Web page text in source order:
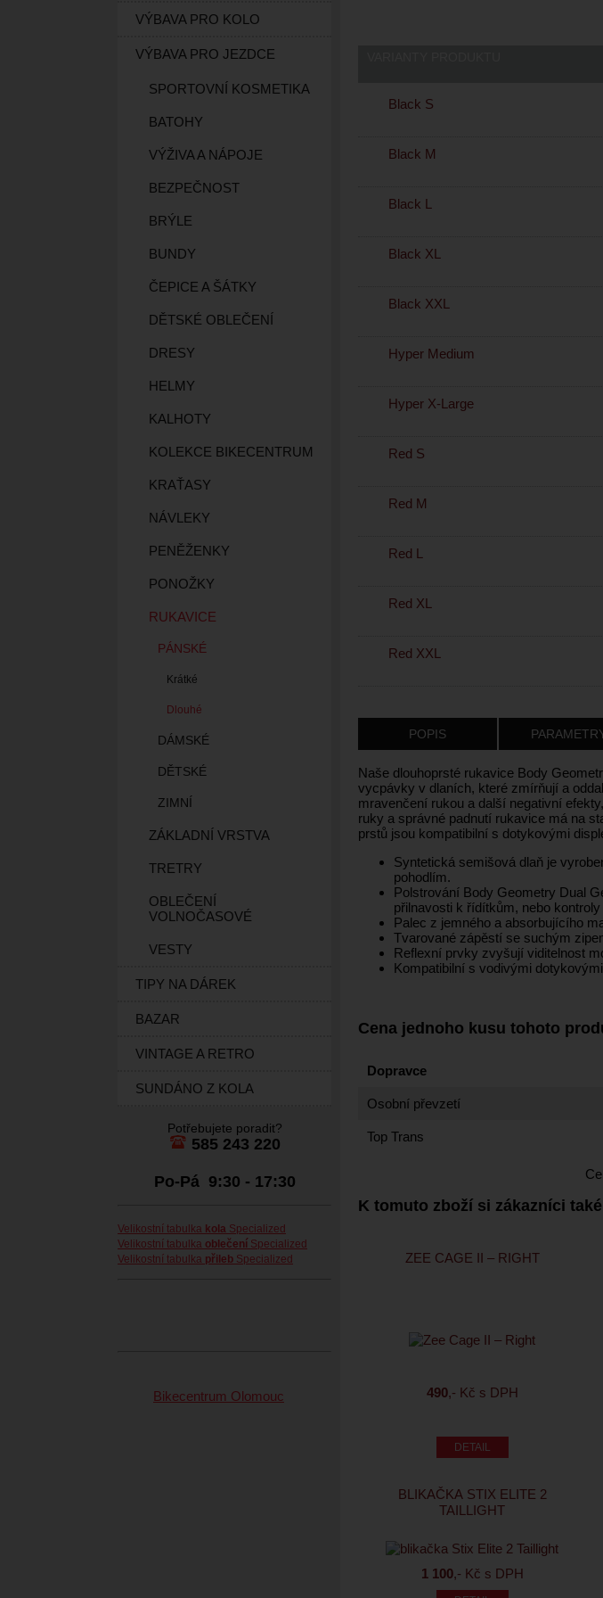
VÝBAVA PRO KOLO
VÝBAVA PRO JEZDCE
SPORTOVNÍ KOSMETIKA
BATOHY
VÝŽIVA A NÁPOJE
BEZPEČNOST
BRÝLE
BUNDY
ČEPICE A ŠÁTKY
DĚTSKÉ OBLEČENÍ
DRESY
HELMY
KALHOTY
KOLEKCE BIKECENTRUM
KRAŤASY
NÁVLEKY
PENĚŽENKY
PONOŽKY
RUKAVICE
PÁNSKÉ
Krátké
Dlouhé
DÁMSKÉ
DĚTSKÉ
ZIMNÍ
ZÁKLADNÍ VRSTVA
TRETRY
OBLEČENÍ
VOLNOČASOVÉ
VESTY
TIPY NA DÁREK
BAZAR
VINTAGE A RETRO
SUNDÁNO Z KOLA
Potřebujete poradit?
585 243 220
Po-Pá 9:30 - 17:30
Velikostní tabulka kola Specialized
Velikostní tabulka oblečení Specialized
Velikostní tabulka přileb Specialized
Bikecentrum Olomouc
Black S
Black M
Black L
Black XL
Black XXL
Hyper Medium
Hyper X-Large
Red S
Red M
Red L
Red XL
Red XXL
POPIS
Naše dlouhoprsté rukavice Body
vycpávky v dlaních, které zmírňují a
mravenčení rukou a další negativní
ruky a správné padnutí rukavice má na
prstů jsou kompatibilní s dotykovými
Syntetická semišová dlaň je
pohodlím.
Polstrování Body Geometry Dual
přilnavosti k řídítkům, nebo
Palec z jemného a absorbujícího
Tvarované zápěstí se suchým
Reflexní prvky zvyšují viditelnost
Kompatibilní s vodivými
Cena jednoho kusu tohoto
Dopravce
Osobní převzetí
Top Trans
K tomuto zboží si zákazníci
ZEE CAGE II – RIGHT
490,- Kč s DPH
BLIKAČKA STIX ELITE 2
TAILLIGHT
1 100,- Kč s DPH